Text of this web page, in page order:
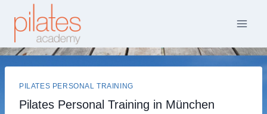
Inhalt
springen
PILATES PERSONAL TRAINING
Pilates Personal Training in München